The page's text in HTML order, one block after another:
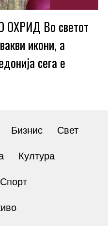
Во светот
икони, а
сега е
Бизнис Свет
Култура
Спорт